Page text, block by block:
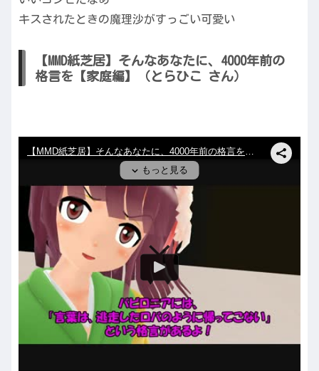
キスされたときの魔理沙がすっごい可愛い
【MMD紙芝居】そんなあなたに、4000年前の
格言を【家庭編】（とらひこ さん）